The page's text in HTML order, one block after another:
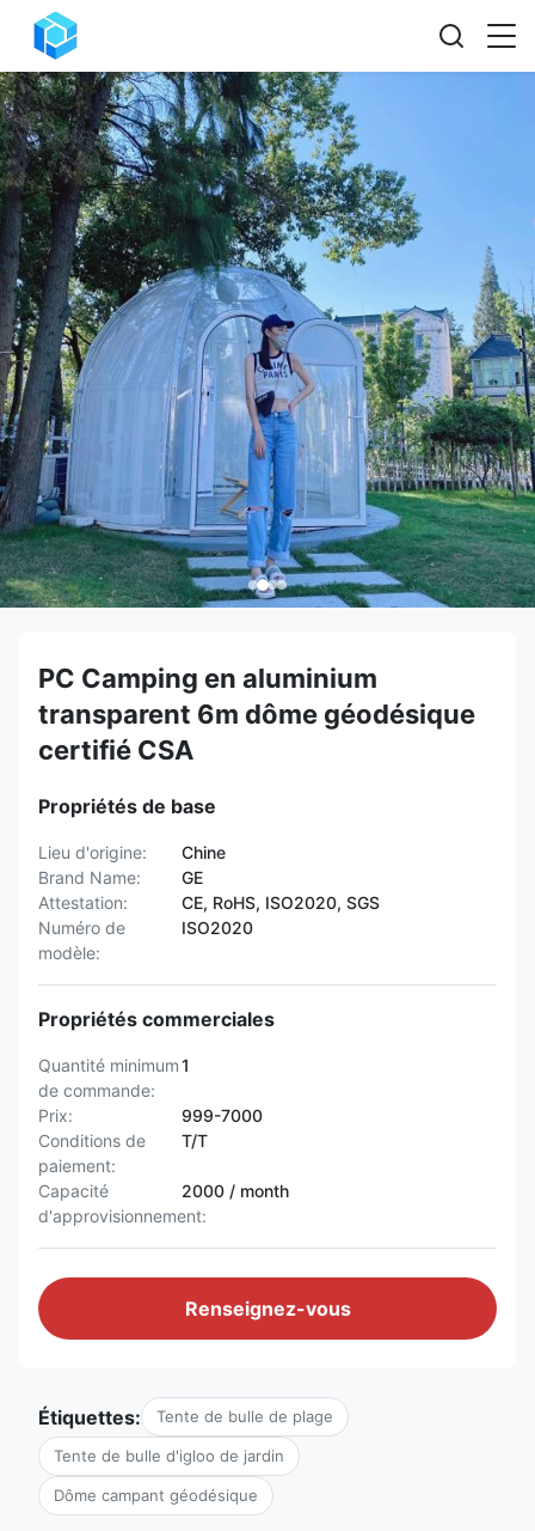
PC Camping en aluminium
transparent 6m dôme géodésique
certifié CSA
Propriétés de base
Lieu d'origine:
Chine
Brand Name:
GE
Attestation:
CE, RoHS, ISO2020, SGS
Numéro de
modèle:
ISO2020
Propriétés commerciales
Quantité minimum
de commande:
1
Prix:
999-7000
Conditions de
paiement:
T/T
Capacité
d'approvisionnement:
2000 / month
Renseignez-vous
Étiquettes: Tente de bulle de plage
Tente de bulle d'igloo de jardin
Dôme campant géodésique